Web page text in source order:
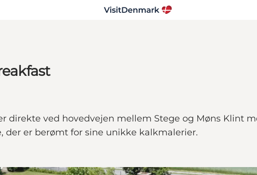
direkte ved hovedvejen mellem Stege og Møns Klint
er berømt for sine unikke kalkmalerier.